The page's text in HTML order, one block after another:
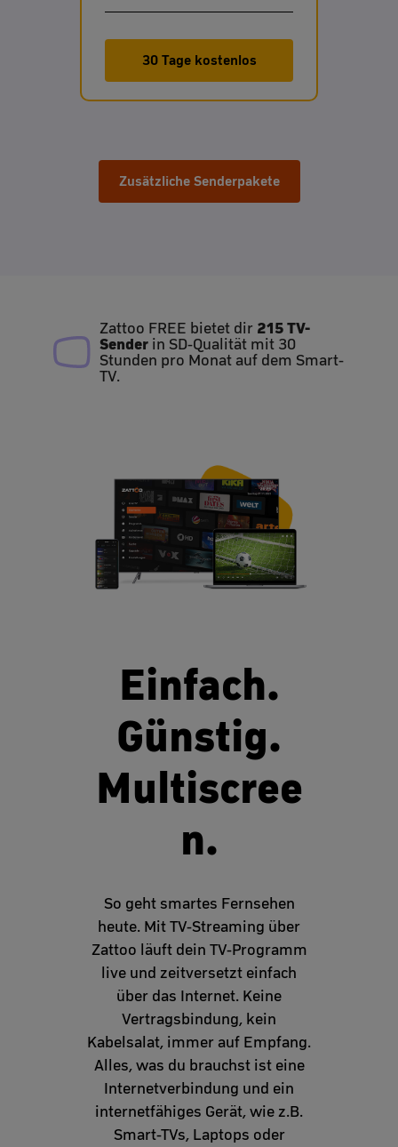
30 Tage kostenlos
Zusätzliche Senderpakete
Zattoo FREE bietet dir 215 TV-
Sender in SD-Qualität mit 30
Stunden pro Monat auf dem Smart-
TV.
Einfach.
Günstig.
Multiscree
n.
So geht smartes Fernsehen
heute. Mit TV-Streaming über
Zattoo läuft dein TV-Programm
live und zeitversetzt einfach
über das Internet. Keine
Vertragsbindung, kein
Kabelsalat, immer auf Empfang.
Alles, was du brauchst ist eine
Internetverbindung und ein
internetfähiges Gerät, wie z.B.
Smart-TVs, Laptops oder